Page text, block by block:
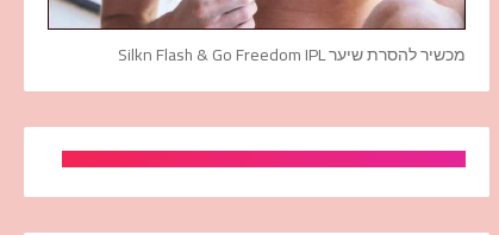
מכשיר להסרת שיער Silkn Flash & Go Freedom IPL